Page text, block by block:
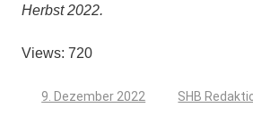
Herbst 2022.
Views: 720
9. Dezember 2022 SHB